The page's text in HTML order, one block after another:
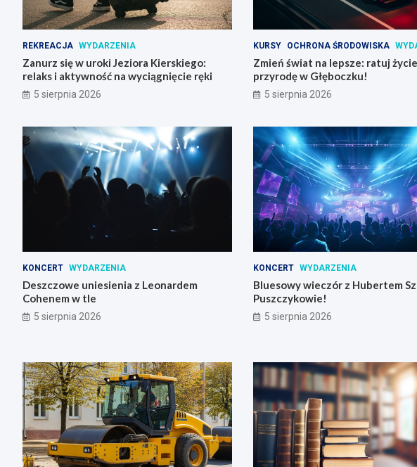
REKREACJA WYDARZENIA
Zanurz się w uroki Jeziora Kierskiego:
relaks i aktywność na wyciągnięcie ręki
5 sierpnia 2026
KURSY OCHRONA ŚRODOWISKA
Zmień świat na lepsze: ratuj
przyrodę w Głęboczku!
5 sierpnia 2026
KONCERT WYDARZENIA
Deszczowe uniesienia z Leonardem
Cohenem w tle
5 sierpnia 2026
KONCERT WYDARZENIA
Bluesowy wieczór z Hubertem
Puszczykowie!
5 sierpnia 2026